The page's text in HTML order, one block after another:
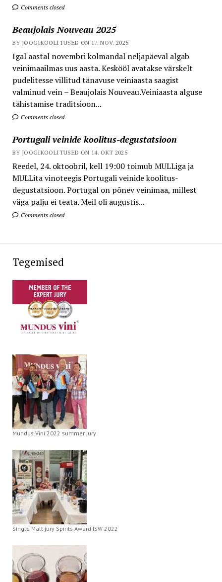
Comments closed
Beaujolais Nouveau 2025
BY JOOGIKOOLITUSED ON 17. NOV. 2025
Igal aastal novembri kolmandal neljapäeval algab
veinimaailmas uus aasta. Keskööl avatakse värskelt
pudelitesse villitud tänavuse veiniaasta saagist
valminud vein – Beaujolais Nouveau.Veiniaasta alguse
tähistamise traditsioon...
Comments closed
Portugali veinide koolitus-degustatsioon
BY JOOGIKOOLITUSED ON 14. OKT 2025
Reedel, 24. oktoobril, kell 19:00 toimub MULLiga ja
MULLita vinoteegis Portugali veinide koolitus-
degustatsioon. Portugal on põnev veinimaa, millest
väga palju ei teata. Meil oli augustis...
Comments closed
Tegemised
Mundus Vini 2022 summer jury
Single Malt jury Spirits Award ISW 2022